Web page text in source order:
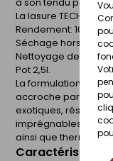
La lasure TECH-
Rendement: 10-14
Séchage hors
Nettoyage des
Pot 2,5l.
La formulation
accroche parfaite
exotiques, résineux
imprégnables tels
ainsi que